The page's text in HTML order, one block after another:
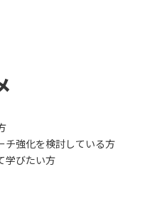
チ強化を検討している方
学びたい方